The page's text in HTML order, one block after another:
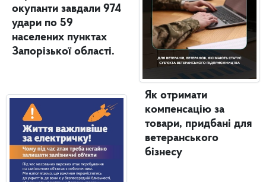
окупанти завдали 974
удари по 59
населених пунктах
Запорізької області.
Як отримати
компенсацію за
товари, придбані для
ветеранського
бізнесу